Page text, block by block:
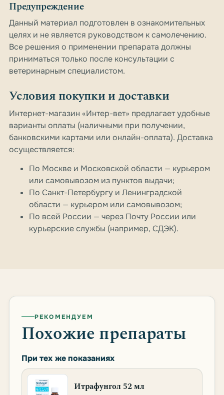
Предупреждение
Данный материал подготовлен в ознакомительных
целях и не является руководством к самолечению.
Все решения о применении препарата должны
приниматься только после консультации с
ветеринарным специалистом.
Условия покупки и доставки
Интернет-магазин «Интер-вет» предлагает удобные
варианты оплаты (наличными при получении,
банковскими картами или онлайн-оплата). Доставка
осуществляется:
По Москве и Московской области — курьером
или самовывозом из пунктов выдачи;
По Санкт-Петербургу и Ленинградской
области — курьером или самовывозом;
По всей России — через Почту России или
курьерские службы (например, СДЭК).
РЕКОМЕНДУЕМ
Похожие препараты
При тех же показаниях
Итрафунгол 52 мл